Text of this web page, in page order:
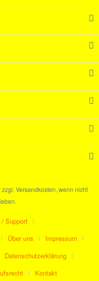
Versandkosten, wenn nicht
Support
Über uns
Impressum
Datenschutzerklärung
Kontakt